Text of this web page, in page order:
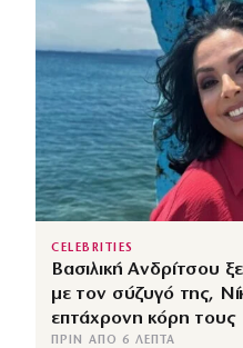
CELEBRITIES
Βασιλική Ανδρίτσου
με τον σύζυγό της,
επτάχρονη κόρη τους
ΠΡΙΝ ΑΠΌ 6 ΛΕΠΤΆ